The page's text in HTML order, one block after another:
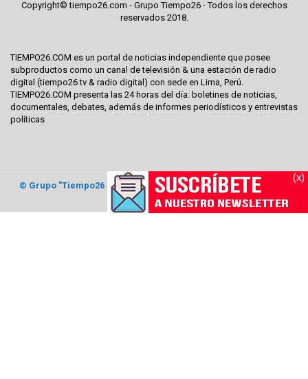
(x)
Copyright© tiempo26.com - Grupo Tiempo26 - Todos los derechos
reservados 2018.
TIEMPO26.COM es un portal de noticias independiente que posee
subproductos como un canal de televisión & una estación de radio
digital (tiempo26 tv & radio digital) con sede en Lima, Perú.
TIEMPO26.COM presenta las 24 horas del día: boletines de noticias,
documentales, debates, además de informes periodísticos y entrevistas
políticas
© Grupo "Tiempo26 Comunicaciones"2017. Todos los derechos
reservados.